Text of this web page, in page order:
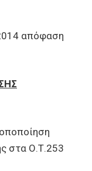
απόφαση
στα Ο.Τ.253